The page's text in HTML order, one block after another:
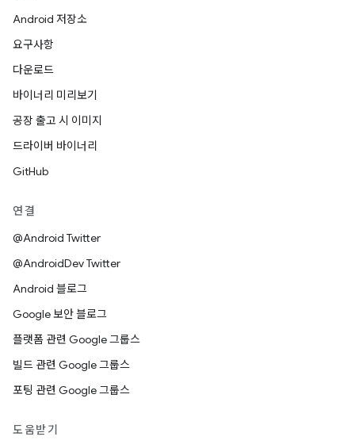
Android 저장소
요구사항
다운로드
바이너리 미리보기
공장 출고 시 이미지
드라이버 바이너리
GitHub
연결
@Android Twitter
@AndroidDev Twitter
Android 블로그
Google 보안 블로그
플랫폼 관련 Google 그룹스
빌드 관련 Google 그룹스
포팅 관련 Google 그룹스
도움받기